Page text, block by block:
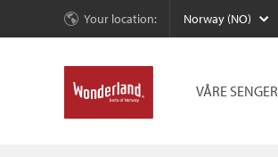
Your location: Norway (NO)
VÅRE SENGER